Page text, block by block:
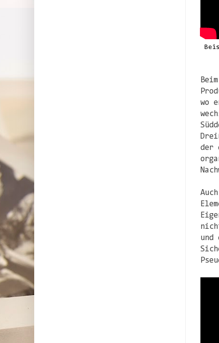
wo
der
und